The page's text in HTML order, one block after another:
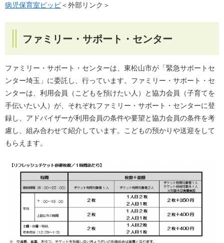
病児保育室ピッピ＜外部リンク＞
ファミリー・サポート・センター
ファミリー・サポート・センターは、東松山市が「緊急サポートセ
ンター埼玉」に委託し、行っています。ファミリー・サポート・セ
ンターは、利用会員（こどもを預けたい人）と協力会員（子育てを
手伝いたい人）が、それぞれファミリー・サポート・センターに登
録し、アドバイザーが利用会員の条件や要望と協力会員の条件を考
慮し、組み合わせて紹介しています。こどもの預かりや送迎をして
もらえます。